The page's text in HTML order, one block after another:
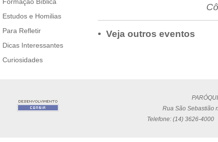
Estudos e Homilias
Para Refletir
Dicas Interessantes
Curiosidades
• Veja outros eventos
Rua São Sebastião
Telefone: (14) 3626-